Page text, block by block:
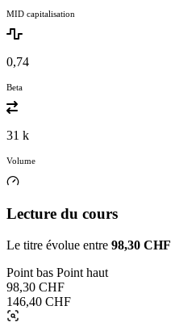
MID capitalisation
0,74
Beta
31 k
Volume
Lecture du cours
Le titre évolue entre 98,30 CHF
Point bas Point haut
98,30 CHF
146,40 CHF